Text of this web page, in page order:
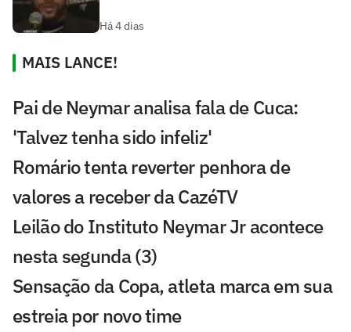
Há 4 dias
MAIS LANCE!
Pai de Neymar analisa fala de Cuca:
'Talvez tenha sido infeliz'
Romário tenta reverter penhora de
valores a receber da CazéTV
Leilão do Instituto Neymar Jr acontece
nesta segunda (3)
Sensação da Copa, atleta marca em sua
estreia por novo time